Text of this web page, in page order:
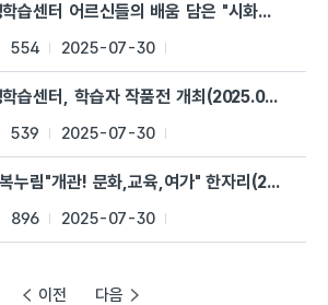
학습센터 어르신들의 배움 담은 "시화집" 발
554 2025-07-30
습센터, 학습자 작품전 개최(2025.07.14.)
539 2025-07-30
누림"개관! 문화,교육,여가" 한자리
896 2025-07-30
이전
다음